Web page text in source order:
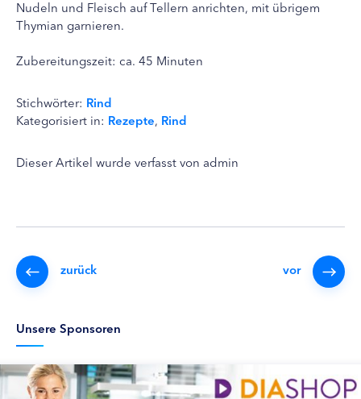
Nudeln und Fleisch auf Tellern anrichten, mit übrigem
Thymian garnieren.
Zubereitungszeit: ca. 45 Minuten
Stichwörter: Rind
Kategorisiert in: Rezepte, Rind
Dieser Artikel wurde verfasst von admin
zurück vor
Unsere Sponsoren